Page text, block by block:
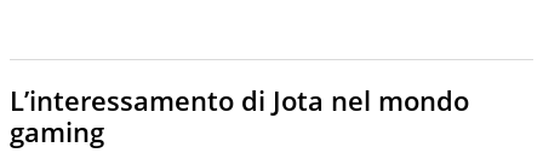
L’interessamento di Jota nel mondo
gaming